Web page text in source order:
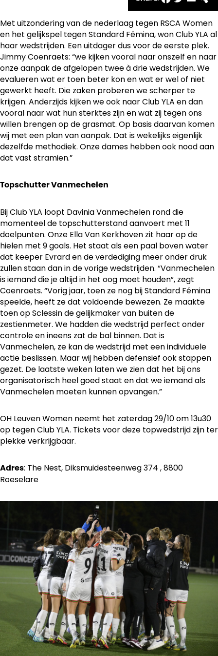
Met uitzondering van de nederlaag tegen RSCA Women
en het gelijkspel tegen Standard Fémina, won Club YLA al
haar wedstrijden. Een uitdager dus voor de eerste plek.
Jimmy Coenraets: “we kijken vooral naar onszelf en naar
onze aanpak de afgelopen twee à drie wedstrijden. We
evalueren wat er toen beter kon en wat er wel of niet
gewerkt heeft. Die zaken proberen we scherper te
krijgen. Anderzijds kijken we ook naar Club YLA en dan
vooral naar wat hun sterktes zijn en wat zij tegen ons
willen brengen op de grasmat. Op basis daarvan komen
wij met een plan van aanpak. Dat is wekelijks eigenlijk
dezelfde methodiek. Onze dames hebben ook nood aan
dat vast stramien.”
Topschutter Vanmechelen
Bij Club YLA loopt Davinia Vanmechelen rond die
momenteel de topschutterstand aanvoert met 11
doelpunten. Onze Ella Van Kerkhoven zit haar op de
hielen met 9 goals. Het staat als een paal boven water
dat keeper Evrard en de verdediging meer onder druk
zullen staan dan in de vorige wedstrijden. “Vanmechelen
is iemand die je altijd in het oog moet houden”, zegt
Coenraets. “Vorig jaar, toen ze nog bij Standard Fémina
speelde, heeft ze dat voldoende bewezen. Ze maakte
toen op Sclessin de gelijkmaker van buiten de
zestienmeter. We hadden die wedstrijd perfect onder
controle en ineens zat de bal binnen. Dat is
Vanmechelen, ze kan de wedstrijd met een individuele
actie beslissen. Maar wij hebben defensief ook stappen
gezet. De laatste weken laten we zien dat het bij ons
organisatorisch heel goed staat en dat we iemand als
Vanmechelen moeten kunnen opvangen.”
OH Leuven Women neemt het zaterdag 29/10 om 13u30
op tegen Club YLA. Tickets voor deze topwedstrijd zijn ter
plekke verkrijgbaar.
Adres: The Nest, Diksmuidesteenweg 374 , 8800
Roeselare